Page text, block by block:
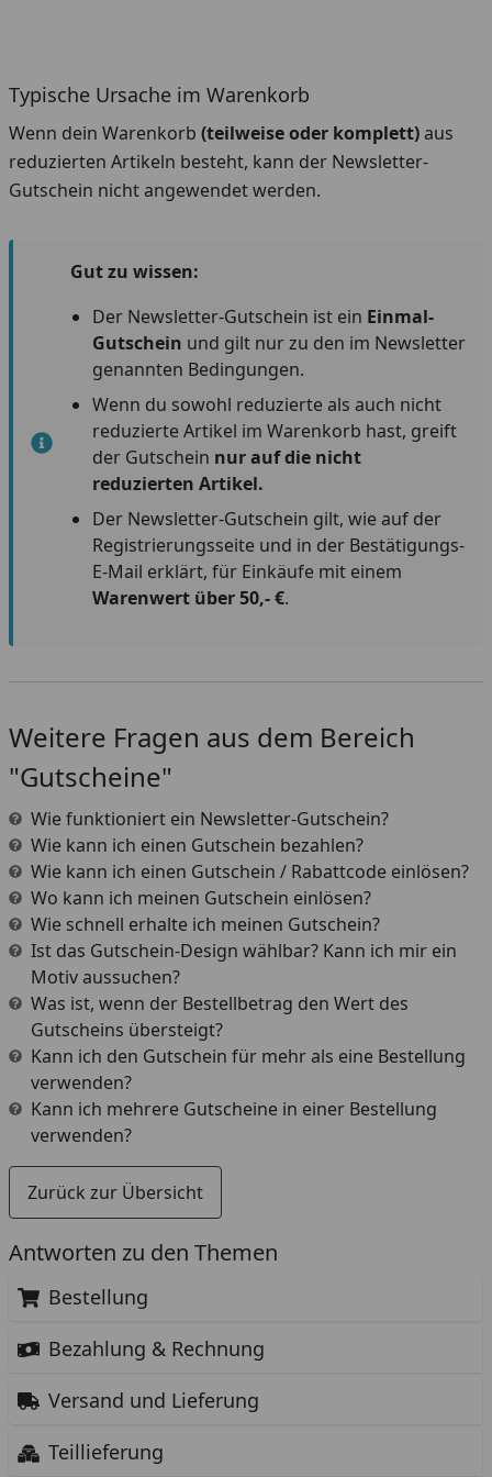
Antworten zu den Themen
Bestellung
Bezahlung & Rechnung
Versand und Lieferung
Teillieferung
Typische Ursache im Warenkorb
Wenn dein Warenkorb (teilweise oder komplett)aus
reduzierten Artikeln besteht, kann der Newsletter-
Gutschein nicht angewendet werden.
Gut zu wissen:
Der Newsletter-Gutschein ist ein Einmal-
Gutschein und gilt nur zu den im Newsletter
genannten Bedingungen.
Wenn du sowohl reduzierte als auch nicht
reduzierte Artikel im Warenkorb hast, greift
der Gutschein nur auf die nicht
reduzierten Artikel.
Der Newsletter-Gutschein gilt, wie auf der
Registrierungsseite und in der Bestätigungs-
E-Mail erklärt, für Einkäufe mit einem
Warenwert über 50,- €.
Weitere Fragen aus dem Bereich
"Gutscheine"
Wie funktioniert ein Newsletter-Gutschein?
Wie kann ich einen Gutschein bezahlen?
Wie kann ich einen Gutschein / Rabattcode einlösen?
Wo kann ich meinen Gutschein einlösen?
Wie schnell erhalte ich meinen Gutschein?
Ist das Gutschein-Design wählbar? Kann ich mir ein
Motiv aussuchen?
Was ist, wenn der Bestellbetrag den Wert des
Gutscheins übersteigt?
Kann ich den Gutschein für mehr als eine Bestellung
verwenden?
Kann ich mehrere Gutscheine in einer Bestellung
verwenden?
Zurück zur Übersicht